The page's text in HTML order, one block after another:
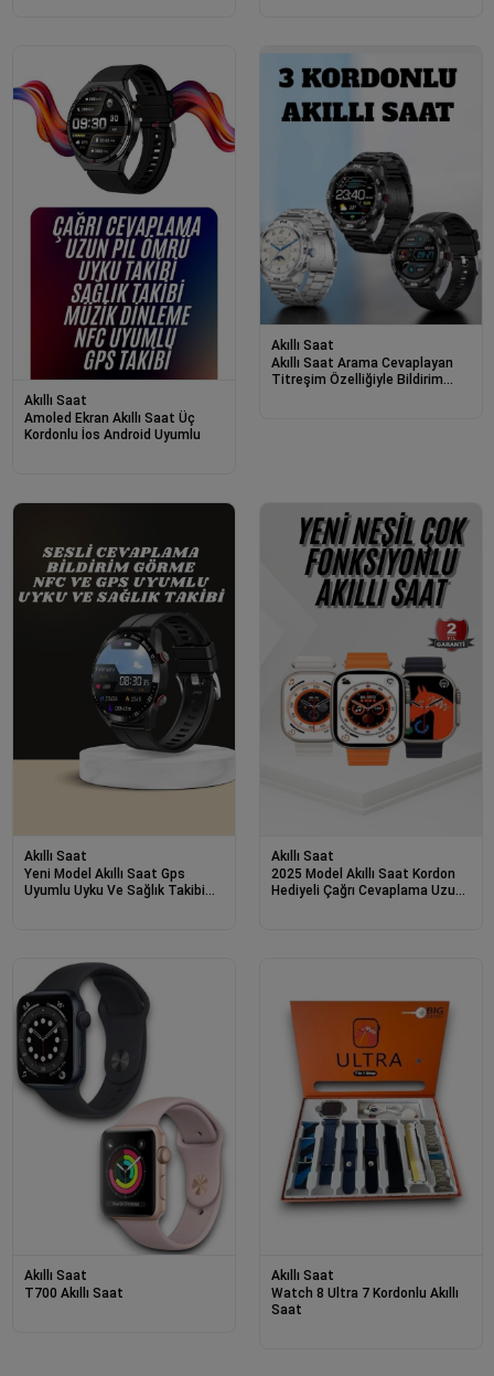
Akıllı Saat
Amoled Ekran Akıllı Saat Üç
Kordonlu İos Android Uyumlu
Akıllı Saat
Akıllı Saat Arama Cevaplayan
Titreşim Özelliğiyle Bildirim
Akıllı Saat
Yeni Model Akıllı Saat Gps
Uyumlu Uyku Ve Sağlık Takibi
Akıllı Saat
2025 Model Akıllı Saat Kordon
Hediyeli Çağrı Cevaplama Uzun
Akıllı Saat
T700 Akıllı Saat
Akıllı Saat
Watch 8 Ultra 7 Kordonlu Akıllı
Saat